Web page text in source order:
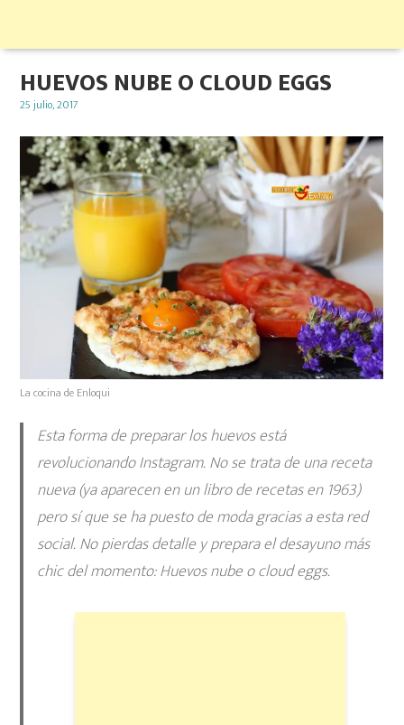
HUEVOS NUBE O CLOUD EGGS
Posted
25 julio, 2017
La cocina de Enloqui
Esta forma de preparar los huevos está
revolucionando Instagram. No se trata de una receta
nueva (ya aparecen en un libro de recetas en 1963)
pero sí que se ha puesto de moda gracias a esta red
social. No pierdas detalle y prepara el desayuno más
chic del momento:Huevos nube o cloud eggs.